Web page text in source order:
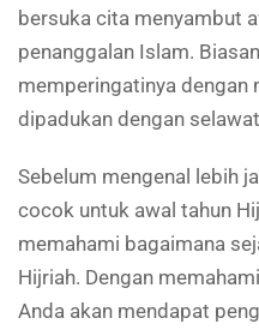
bersuka cita menyambut
penanggalan Islam.
memperingatinya dengan
dipadukan dengan
Sebelum mengenal lebih
cocok untuk awal tahun
memahami bagaimana
Hijriah. Dengan
Anda akan mendapat